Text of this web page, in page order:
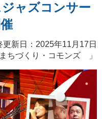
ャズコンサー
新日：2025年11月17日
ちづくり・コモンズ 」